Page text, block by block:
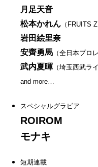
月足天音
松本かれん （FRUITS
岩田絵里奈
安齊勇馬 （全日本プロ
武内夏暉 （埼玉西武ラ
and more…
スペシャルグラビア
ROIROM
モナキ
短期連載